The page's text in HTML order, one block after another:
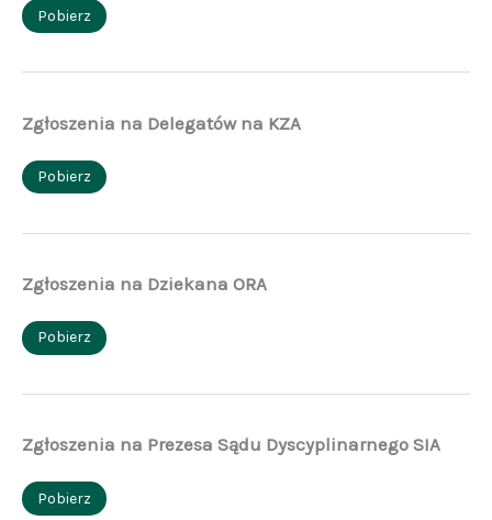
Pobierz
Zgłoszenia na Delegatów na KZA
Pobierz
Zgłoszenia na Dziekana ORA
Pobierz
Zgłoszenia na Prezesa Sądu Dyscyplinarnego SIA
Pobierz